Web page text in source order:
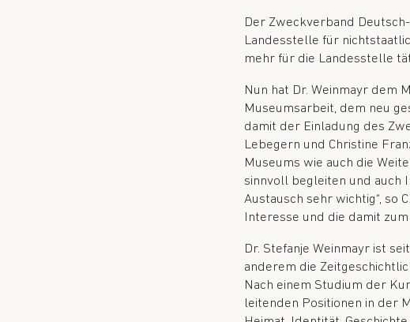
Der Zweckverband
Landesstelle für
mehr für die Landesstelle
Nun hat Dr. Weinmayr dem
Museumsarbeit, dem neu
damit der Einladung des
Lebegern und Christine
Museums wie auch die
sinnvoll begleiten und auch
Austausch sehr wichtig“, so
Interesse und die damit
Dr. Stefanje Weinmayr ist
anderem die
Nach einem Studium der
leitenden Positionen in der